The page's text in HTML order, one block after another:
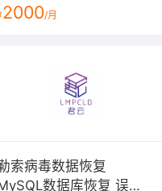
动崩溃恢复服务
2000/月
索病毒数据恢复
数据库恢复 误删